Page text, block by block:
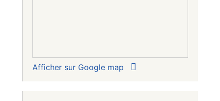
Afficher sur Google map